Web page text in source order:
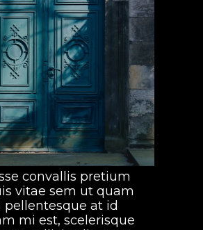
convallis pretium
vitae sem ut quam
pellentesque at id
mi est, scelerisque